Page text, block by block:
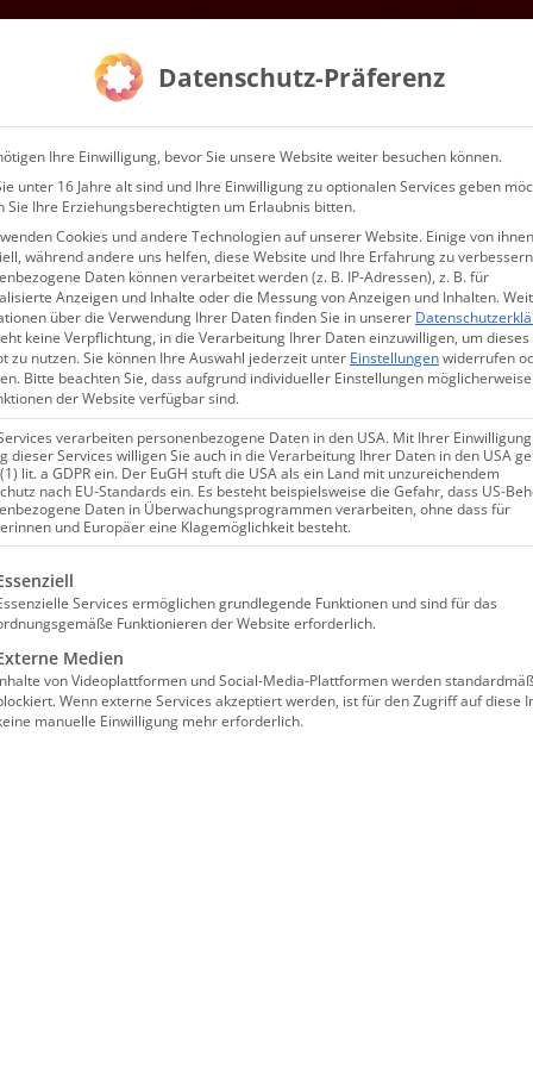
ՊԱՏԱՐԱԳ
ՔՐԻՍՏՈՍ ԾՆԱՒ
ՄԵԾ ԱՒԵՏԻՍ։
Datenschutz-Präferenz
Ihre Einwilligung, bevor Sie unsere Website weiter besuchen können.
unter 16 Jahre alt sind und Ihre Einwilligung zu optionalen Services geben
Sie Ihre Erziehungsberechtigten um Erlaubnis bitten.
Cookies und andere Technologien auf unserer Website. Einige von
während andere uns helfen, diese Website und Ihre Erfahrung zu
Daten können verarbeitet werden (z. B. IP-Adressen), z. B. für
Anzeigen und Inhalte oder die Messung von Anzeigen und Inhalten.
über die Verwendung Ihrer Daten finden Sie in unserer
keine Verpflichtung, in die Verarbeitung Ihrer Daten einzuwilligen, um dieses
zu nutzen.Sie können Ihre Auswahl jederzeit unter Einstellungenwiderrufen
Bitte beachten Sie, dass aufgrund individueller Einstellungen
der Website verfügbar sind.
verarbeiten personenbezogene Daten in den USA. Mit Ihrer
dieser Services willigen Sie auch in die Verarbeitung Ihrer Daten in den USA
lit. a GDPR ein. Der EuGH stuft die USA als ein Land mit unzureichendem
nach EU-Standards ein. Es besteht beispielsweise die Gefahr, dass US-
Daten in Überwachungsprogrammen verarbeiten, ohne dass für
und Europäer eine Klagemöglichkeit besteht.
eine Liste der Service-Gruppen, für die eine
Services ermöglichen grundlegende Funktionen und sind für das
Funktionieren der Website erforderlich.
Medien
von Videoplattformen und Social-Media-Plattformen werden
Wenn externe Services akzeptiert werden, ist für den Zugriff auf diese
manuelle Einwilligung mehr erforderlich.